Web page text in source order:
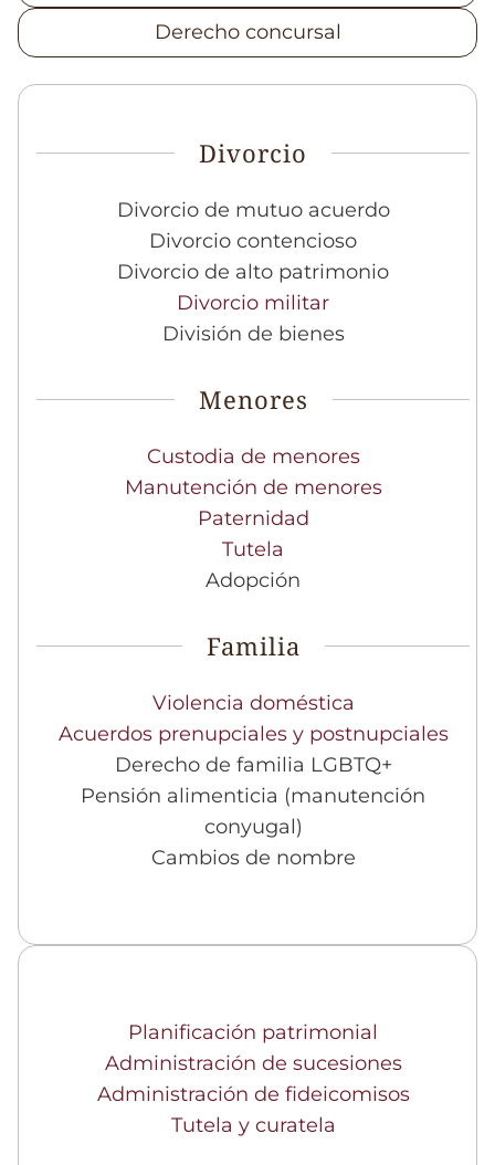
Derecho concursal
Divorcio
Divorcio de mutuo acuerdo
Divorcio contencioso
Divorcio de alto patrimonio
Divorcio militar
División de bienes
Menores
Custodia de menores
Manutención de menores
Paternidad
Tutela
Adopción
Familia
Violencia doméstica
Acuerdos prenupciales y postnupciales
Derecho de familia LGBTQ+
Pensión alimenticia (manutención
conyugal)
Cambios de nombre
Planificación patrimonial
Administración de sucesiones
Administración de fideicomisos
Tutela y curatela